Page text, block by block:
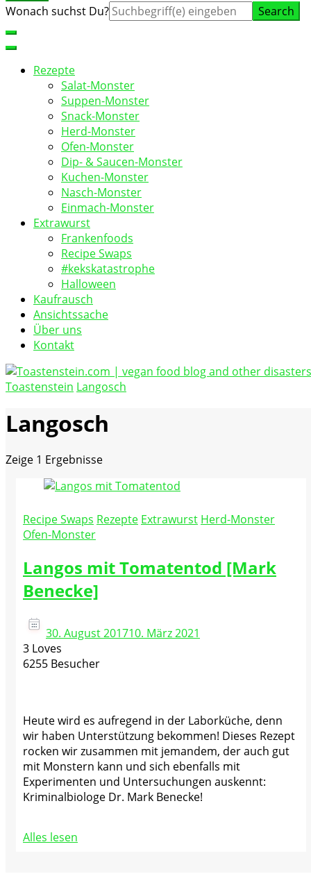
Suche
Wonach suchst Du?
Rezepte
Salat-Monster
Suppen-Monster
Snack-Monster
Herd-Monster
Ofen-Monster
Dip- & Saucen-Monster
Kuchen-Monster
Nasch-Monster
Einmach-Monster
Extrawurst
Frankenfoods
Recipe Swaps
#kekskatastrophe
Halloween
Kaufrausch
Ansichtssache
Über uns
Kontakt
Toastenstein.com
Toastenstein Langosch
Langosch
Zeige 1 Ergebnisse
Recipe Swaps Rezepte Extrawurst Herd-Monster
Ofen-Monster
Langos mit Tomatentod [Mark
Benecke]
30. August 201710. März 2021
3 Loves
6255 Besucher
Heute wird es aufregend in der Laborküche, denn
wir haben Unterstützung bekommen! Dieses Rezept
rocken wir zusammen mit jemandem, der auch gut
mit Monstern kann und sich ebenfalls mit
Experimenten und Untersuchungen auskennt:
Kriminalbiologe Dr. Mark Benecke!
Alles lesen